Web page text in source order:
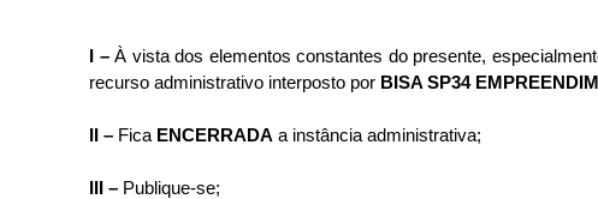
I –À vista dos elementos constantes do presente,
recurso administrativo interposto por BISA SP34
II – Fica ENCERRADA a instância administrativa;
III – Publique-se;